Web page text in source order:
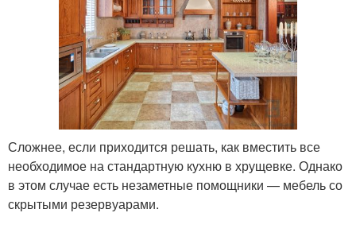
Сложнее, если приходится решать, как вместить все
необходимое на стандартную кухню в хрущевке. Однако
в этом случае есть незаметные помощники — мебель со
скрытыми резервуарами.